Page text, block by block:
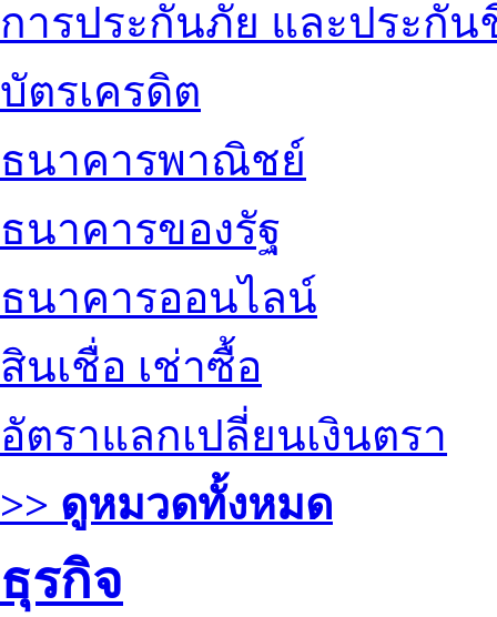
การประกันภัย และประกัน
บัตรเครดิต
ธนาคารพาณิชย์
ธนาคารของรัฐ
ธนาคารออนไลน์
สินเชื่อ เช่าซื้อ
อัตราแลกเปลี่ยนเงินตรา
>> ดูหมวดทั้งหมด
ธุรกิจ